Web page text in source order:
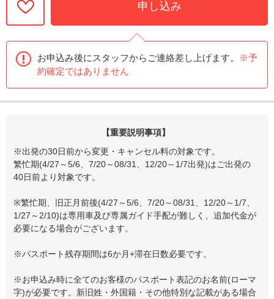
申し込み
お申込み後にスタッフからご連絡差し上げます。
※予
約確定ではありません
【重要説明事項】
※出発の30日前から変更・キャンセル料の対象です。
繁忙期(4/27～5/6、7/20～08/31、12/20～1/7出発)はご出発の
40日前より対象です。
※繁忙期、旧正月前後(4/27～5/6、7/20～08/31、12/20～1/7、
1/27～2/10)は専用車及び専属ガイド手配が難しく、追加代金が
必要になる場合がございます。
※パスポート残存期間は6か月+滞在日数必要です。
※お申込み時に全てのお客様のパスポート表記のお名前(ローマ
字)が必要です。新旧姓・外国籍・その他特別な記載がある場合